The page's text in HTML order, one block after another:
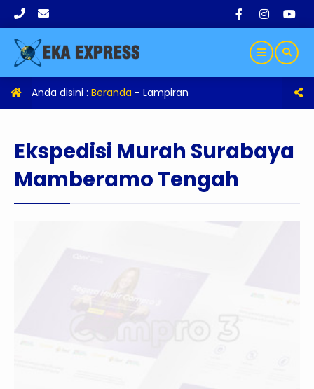
Anda disini : Beranda - Lampiran
Ekspedisi Murah Surabaya
Mamberamo Tengah